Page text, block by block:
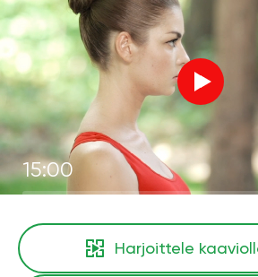
15:00
Harjoittele